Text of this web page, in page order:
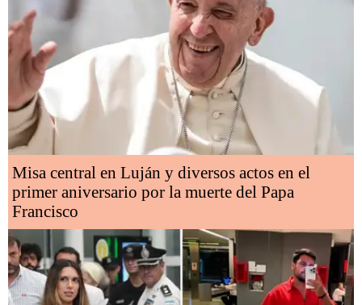
Misa central en Luján y diversos actos en el
primer aniversario por la muerte del Papa
Francisco